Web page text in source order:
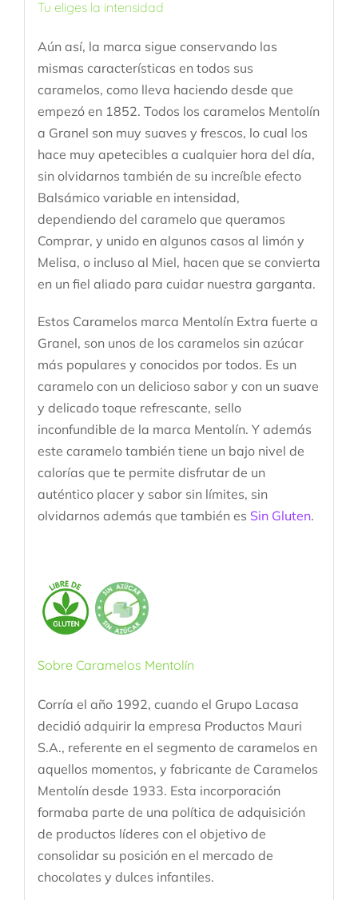
Tu eliges la intensidad
Aún así, la marca sigue conservando las
mismas características en todos sus
caramelos, como lleva haciendo desde que
empezó en 1852. Todos los caramelos Mentolín
a Granel son muy suaves y frescos, lo cual los
hace muy apetecibles a cualquier hora del día,
sin olvidarnos también de su increíble efecto
Balsámico variable en intensidad,
dependiendo del caramelo que queramos
Comprar, y unido en algunos casos al limón y
Melisa, o incluso al Miel, hacen que se convierta
en un fiel aliado para cuidar nuestra garganta.
Estos Caramelos marca Mentolín Extra fuerte a
Granel, son unos de los caramelos sin azúcar
más populares y conocidos por todos. Es un
caramelo con un delicioso sabor y con un suave
y delicado toque refrescante, sello
inconfundible de la marca Mentolín. Y además
este caramelo también tiene un bajo nivel de
calorías que te permite disfrutar de un
auténtico placer y sabor sin límites, sin
olvidarnos además que también es Sin Gluten.
Sobre Caramelos Mentolín
Corría el año 1992, cuando el Grupo Lacasa
decidió adquirir la empresa Productos Mauri
S.A., referente en el segmento de caramelos en
aquellos momentos, y fabricante de Caramelos
Mentolín desde 1933. Esta incorporación
formaba parte de una política de adquisición
de productos líderes con el objetivo de
consolidar su posición en el mercado de
chocolates y dulces infantiles.